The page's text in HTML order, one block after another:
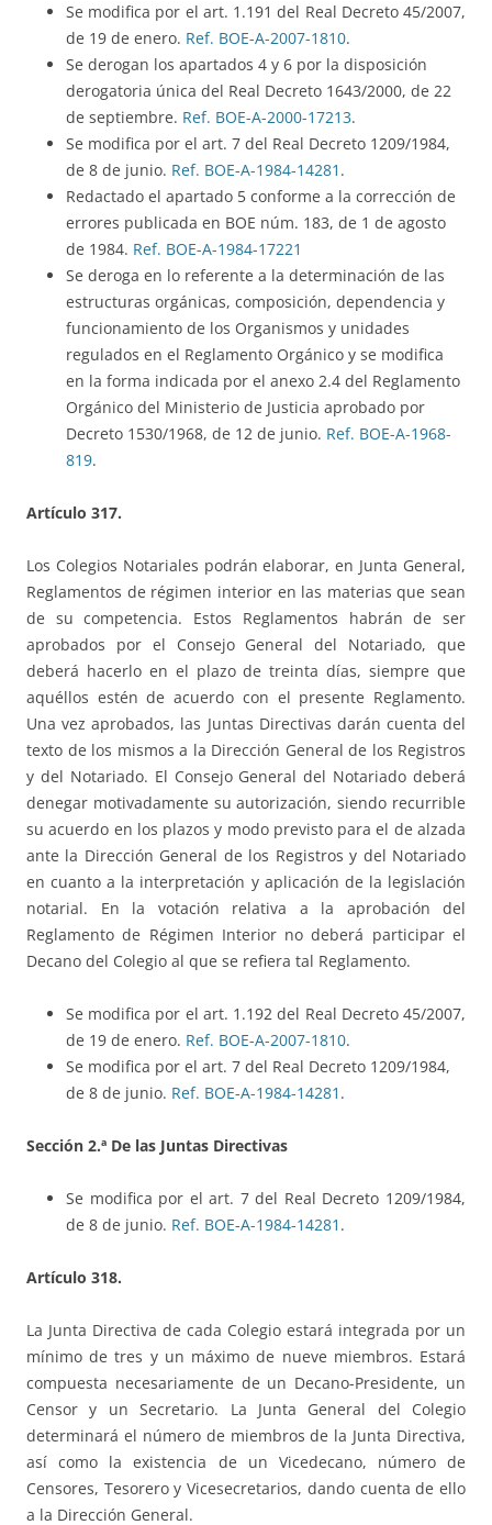
Se modifica por el art. 1.191 del Real Decreto 45/2007,
de 19 de enero. Ref. BOE-A-2007-1810.
Se derogan los apartados 4 y 6 por la disposición
derogatoria única del Real Decreto 1643/2000, de 22
de septiembre. Ref. BOE-A-2000-17213.
Se modifica por el art. 7 del Real Decreto 1209/1984,
de 8 de junio. Ref. BOE-A-1984-14281 .
Redactado el apartado 5 conforme a la corrección de
errores publicada en BOE núm. 183, de 1 de agosto
de 1984. Ref. BOE-A-1984-17221
Se deroga en lo referente a la determinación de las
estructuras orgánicas, composición, dependencia y
funcionamiento de los Organismos y unidades
regulados en el Reglamento Orgánico y se modifica
en la forma indicada por el anexo 2.4 del Reglamento
Orgánico del Ministerio de Justicia aprobado por
Decreto 1530/1968, de 12 de junio. Ref. BOE-A-1968-
819.
Artículo 317.
Los Colegios Notariales podrán elaborar, en Junta General,
Reglamentos de régimen interior en las materias que sean
de su competencia. Estos Reglamentos habrán de ser
aprobados por el Consejo General del Notariado, que
deberá hacerlo en el plazo de treinta días, siempre que
aquéllos estén de acuerdo con el presente Reglamento.
Una vez aprobados, las Juntas Directivas darán cuenta del
texto de los mismos a la Dirección General de los Registros
y del Notariado. El Consejo General del Notariado deberá
denegar motivadamente su autorización, siendo recurrible
su acuerdo en los plazos y modo previsto para el de alzada
ante la Dirección General de los Registros y del Notariado
en cuanto a la interpretación y aplicación de la legislación
notarial. En la votación relativa a la aprobación del
Reglamento de Régimen Interior no deberá participar el
Decano del Colegio al que se refiera tal Reglamento.
Se modifica por el art. 1.192 del Real Decreto 45/2007,
de 19 de enero. Ref. BOE-A-2007-1810.
Se modifica por el art. 7 del Real Decreto 1209/1984,
de 8 de junio. Ref. BOE-A-1984-14281 .
Sección 2.ª De las Juntas Directivas
Se modifica por el art. 7 del Real Decreto 1209/1984,
de 8 de junio. Ref. BOE-A-1984-14281 .
Artículo 318.
La Junta Directiva de cada Colegio estará integrada por un
mínimo de tres y un máximo de nueve miembros. Estará
compuesta necesariamente de un Decano-Presidente, un
Censor y un Secretario. La Junta General del Colegio
determinará el número de miembros de la Junta Directiva,
así como la existencia de un Vicedecano, número de
Censores, Tesorero y Vicesecretarios, dando cuenta de ello
a la Dirección General.